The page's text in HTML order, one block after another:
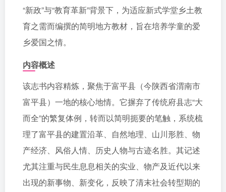
“新政”与“教育革新”背景下，为适应新式学堂乡土教
育之需而编撰的简明地方教材，旨在培养学童的爱
乡爱国之情。
内容概述
该志书内容精炼，聚焦于富平县（今陕西省渭南市
富平县）一地的核心地情。它摒弃了传统府县志“大
而全”的繁复体例，转而以简明扼要的笔触，系统梳
理了富平县的建置沿革、自然地理、山川形胜、物
产经济、风俗人情、历史人物与古迹名胜。其记述
尤其注重与民生息息相关的实业、物产及近代以来
出现的新事物、新变化，反映了清末社会转型期的